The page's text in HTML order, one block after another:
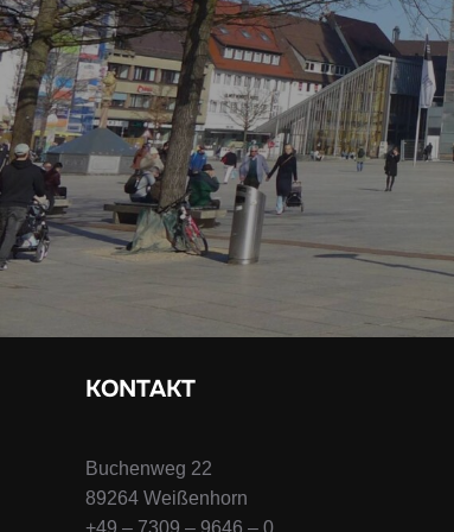
KONTAKT
Buchenweg 22
89264 Weißenhorn